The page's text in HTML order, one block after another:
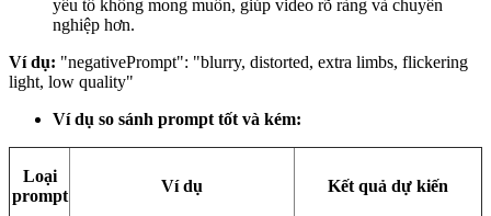
yếu tố không mong muốn, giúp video rõ ràng và chuyên
nghiệp hơn.
Ví dụ: "negativePrompt": "blurry, distorted, extra limbs, flickering
light, low quality"
Ví dụ so sánh prompt tốt và kém:
Loại
prompt
Ví dụ Kết quả dự kiến